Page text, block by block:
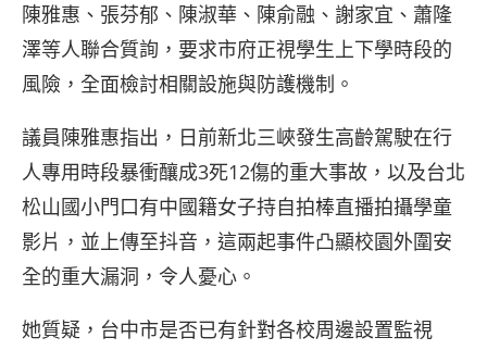
陳雅惠、張芬郁、陳淑華、陳俞融、謝家宜、蕭隆
澤等人聯合質詢，要求市府正視學生上下學時段的
風險，全面檢討相關設施與防護機制。
議員陳雅惠指出，日前新北三峽發生高齡駕駛在行
人專用時段暴衝釀成3死12傷的重大事故，以及台北
松山國小門口有中國籍女子持自拍棒直播拍攝學童
影片，並上傳至抖音，這兩起事件凸顯校園外圍安
全的重大漏洞，令人憂心。
她質疑，台中市是否已有針對各校周邊設置監視